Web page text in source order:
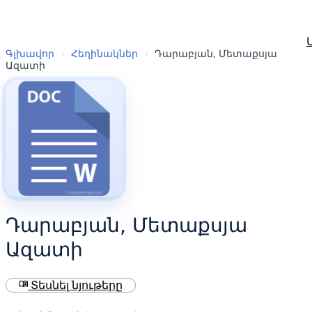
Գլխավոր › Հեղինակներ ›
Դարաբյան, Մետաքսյա
Ազատի
Դարաբյան, Մետաքսյա
Ազատի
menu_book Տեսնել նյութերը